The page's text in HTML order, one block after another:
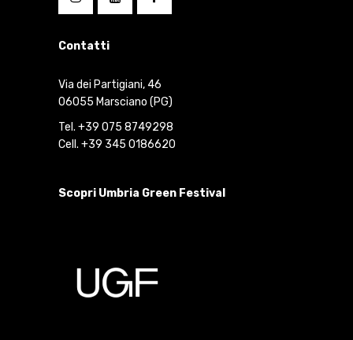
Contatti
Via dei Partigiani, 46
06055 Marsciano (PG)
Tel. +39 075 8749298
Cell. +39 345 0186620
Scopri Umbria Green Festival